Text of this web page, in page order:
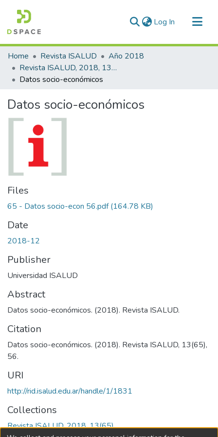
Log In (current)
Communities & Collections
All of DSpace
Statistics
Home Revista ISALUD
Año 2018
Revista ISALUD, 2018, 13(65)
Datos socio-económicos
Datos socio-económicos
Files
65 - Datos socio-econ 56.pdf(164.78 KB)
Date
2018-12
Publisher
Universidad ISALUD
Abstract
Datos socio-económicos. (2018). Revista ISALUD.
Citation
Datos socio-económicos. (2018). Revista ISALUD, 13(65),
56.
URI
http://rid.isalud.edu.ar/handle/1/1831
Collections
Revista ISALUD, 2018, 13(65)